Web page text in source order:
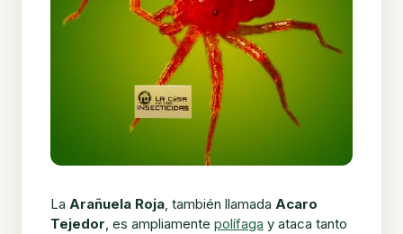
La Arañuela Roja, también llamada Acaro
Tejedor, es ampliamente polífaga y ataca tanto